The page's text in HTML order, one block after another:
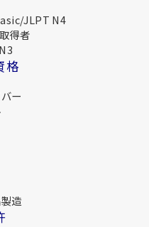
JLPT N4
得者
格
ー
造